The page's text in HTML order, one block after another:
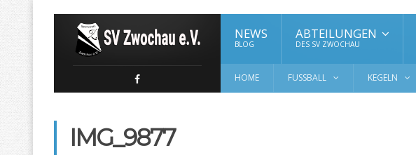
NEWS
BLOG
ABTEILUNGEN
DES SV ZWOCHAU
HOME FUSSBALL KEGELN
IMG_9877